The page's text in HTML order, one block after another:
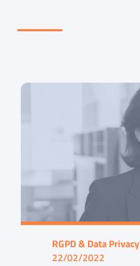
RGPD & Data Privacy
22/02/2022